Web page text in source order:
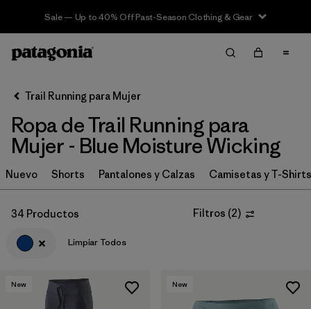
Sale — Up to 40% Off Past-Season Clothing & Gear
Filter & Sort Limpiar Todos
Ordenar Por
Filtrar por
Category
Filtrar por
Price
Filtrar por
Trail Running para Mujer
Ropa de Trail Running para
Mujer - Blue Moisture Wicking
Nuevo Shorts Pantalones y Calzas Camisetas y T-Shirts
34 Productos Filtros (2)
Limpiar Todos
New New